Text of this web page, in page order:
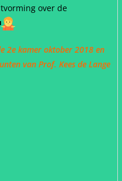
over de
2e kamer oktober 2018 en
van Prof. Kees de Lange